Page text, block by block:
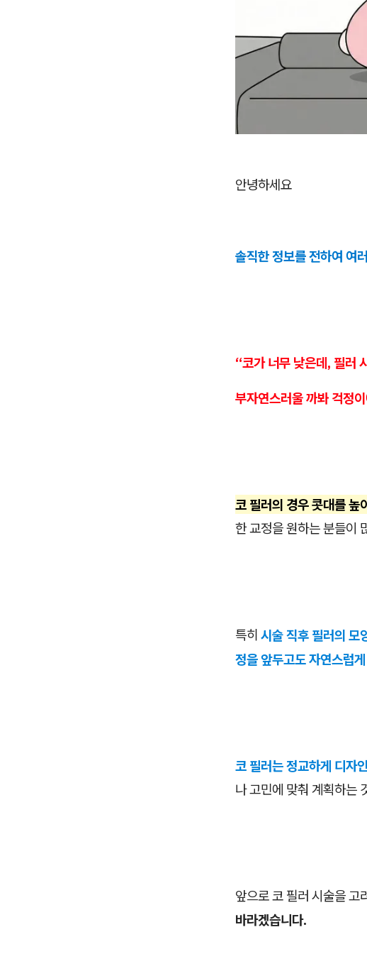
안녕하세요
솔직한 정보를 전하여 여
“코가 너무 낮은데, 필러
부자연스러울 까봐 걱정
코 필러의 경우 콧대를 높
한 교정을 원하는 분들이
특히 시술 직후 필러의 모
정을 앞두고도 자연스럽
코 필러는 정교하게 디자
나 고민에 맞춰 계획하는
앞으로 코 필러 시술을 고
바라겠습니다.